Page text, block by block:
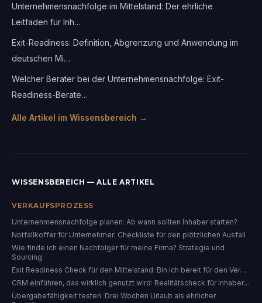
Unternehmensnachfolge im Mittelstand: Der ehrliche
Leitfaden für Inh…
Exit-Readiness: Definition, Abgrenzung und Anwendung im
deutschen Mi…
Welcher Berater bei der Unternehmensnachfolge: Exit-
Readiness-Berate…
Alle Artikel im Wissensbereich →
WISSENSBEREICH — ALLE ARTIKEL
VERKAUFSPROZESS
Unternehmensnachfolge planen: Ab wann sollten Inhaber starten?
Notfallkoffer für Unternehmer: Checkliste für den plötzlichen Ausfall
Wie finde ich einen Nachfolger für meine Firma? Strategie und
Sourcing
Exit Readiness Check für den Mittelstand: Bin ich bereit für den Ver…
CRM einführen, das wirklich genutzt wird: Realitätscheck für inhaber…
Übergabefähigkeit testen: Drei Wochen Urlaub als ehrlicher